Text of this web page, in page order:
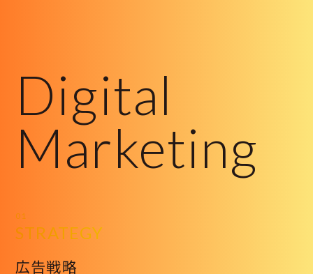
Digital
Marketing
01
STRATEGY
広告戦略